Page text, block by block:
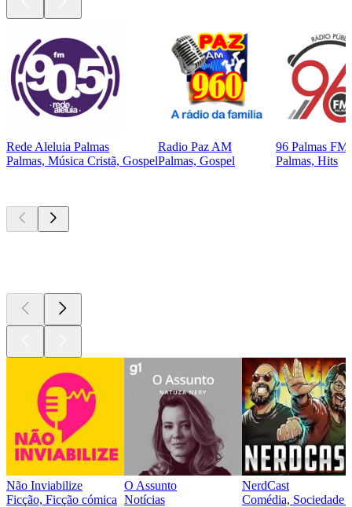
Rede Aleluia Palmas
Palmas, Música Cristã, Gospel
Radio Paz AM
Palmas, Gospel
96 Palmas FM
Palmas, Hits
Não Inviabilize
Ficção, Ficção cómica
O Assunto
Notícias
NerdCast
Comédia, Sociedade